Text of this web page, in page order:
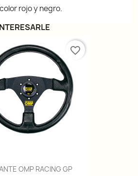
rojo y negro.
OMP RACING GP
favorite_border